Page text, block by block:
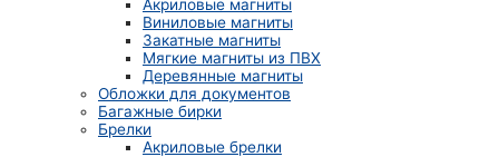
Акриловые магниты
Виниловые магниты
Закатные магниты
Мягкие магниты из ПВХ
Деревянные магниты
Обложки для документов
Багажные бирки
Брелки
Акриловые брелки